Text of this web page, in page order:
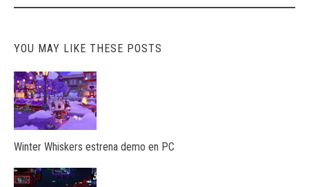
YOU MAY LIKE THESE POSTS
Winter Whiskers estrena demo en PC